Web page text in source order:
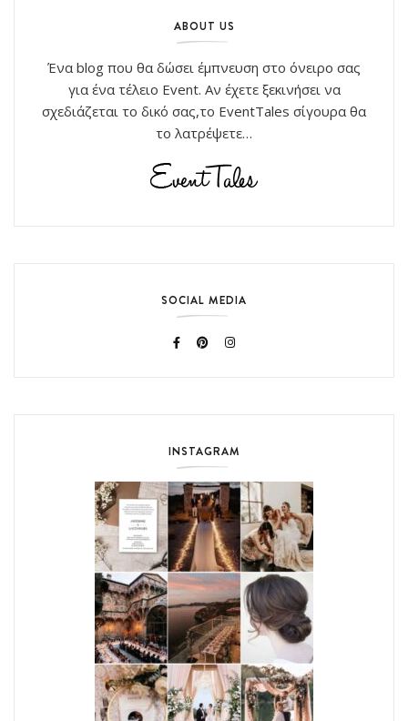
ABOUT US
Ένα blog που θα δώσει έμπνευση στο όνειρο σας
για ένα τέλειο Event. Αν έχετε ξεκινήσει να
σχεδιάζεται το δικό σας,το EventTales σίγουρα θα
το λατρέψετε…
SOCIAL MEDIA
INSTAGRAM